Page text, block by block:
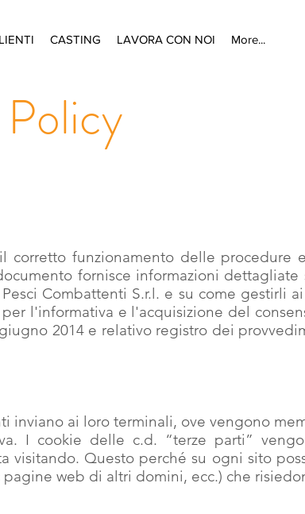
CASTING LAVORA CON NOI More...
funzionamento delle procedure
fornisce informazioni dettagliate
Combattenti S.r.l. e su come gestirli
l'informativa e l'acquisizione del
2014 e relativo registro dei
inviano ai loro terminali, ove vengono
I cookie delle c.d. “terze parti”
Questo perché su ogni sito
web di altri domini, ecc.) che